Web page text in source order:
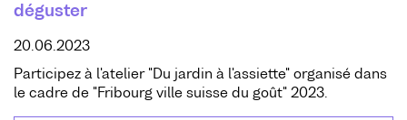
déguster
20.06.2023
Participez à l'atelier "Du jardin à l'assiette" organisé dans
le cadre de "Fribourg ville suisse du goût" 2023.